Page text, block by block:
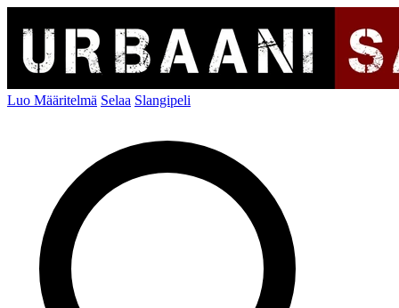
Luo Määritelmä Selaa Slangipeli